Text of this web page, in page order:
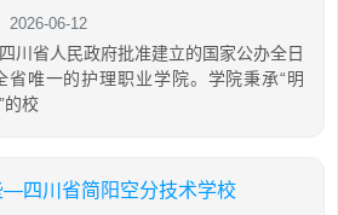
2026-06-12
川省人民政府批准建立的国家公办全日
唯一的护理职业学院。学院秉承“明
的校
—四川省简阳空分技术学校